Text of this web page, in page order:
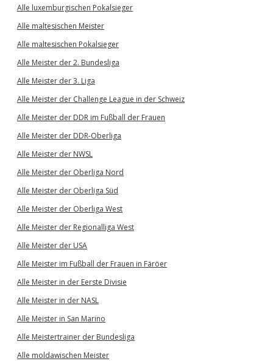
Alle luxemburgischen Pokalsieger
Alle maltesischen Meister
Alle maltesischen Pokalsieger
Alle Meister der 2. Bundesliga
Alle Meister der 3. Liga
Alle Meister der Challenge League in der Schweiz
Alle Meister der DDR im Fußball der Frauen
Alle Meister der DDR-Oberliga
Alle Meister der NWSL
Alle Meister der Oberliga Nord
Alle Meister der Oberliga Süd
Alle Meister der Oberliga West
Alle Meister der Regionalliga West
Alle Meister der USA
Alle Meister im Fußball der Frauen in Färöer
Alle Meister in der Eerste Divisie
Alle Meister in der NASL
Alle Meister in San Marino
Alle Meistertrainer der Bundesliga
Alle moldawischen Meister